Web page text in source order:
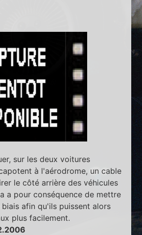
sur les deux voitures
à l'aérodrome, un cable
le côté arrière des véhicules
a pour conséquence de mettre
afin qu'ils puissent alors
plus facilement.